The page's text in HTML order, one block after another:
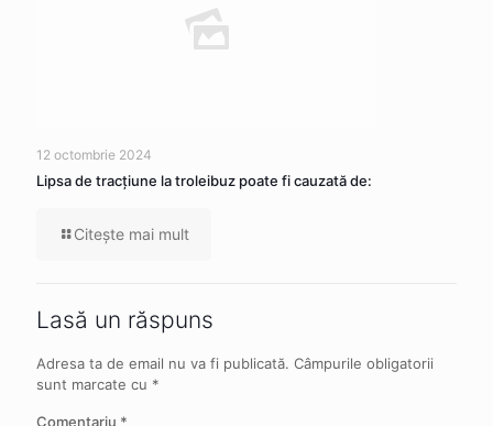
12 octombrie 2024
Lipsa de tracţiune la troleibuz poate fi cauzată de:
Citeşte mai mult
Lasă un răspuns
Adresa ta de email nu va fi publicată. Câmpurile obligatorii
sunt marcate cu *
Comentariu *